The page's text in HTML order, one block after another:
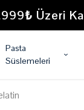
Üzeri
Pasta
Süslemeleri